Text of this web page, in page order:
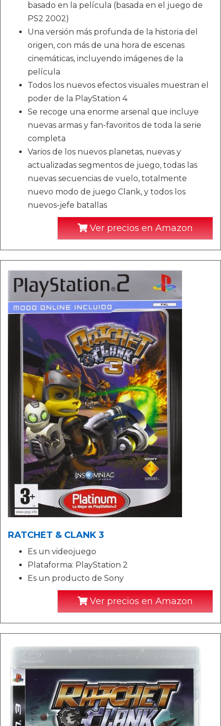
basado en la película (basada en el juego de
PS2 2002)
Una versión más profunda de la historia del
origen, con más de una hora de escenas
cinemáticas, incluyendo imágenes de la
película
Todos los nuevos efectos visuales muestran el
poder de la PlayStation 4
Se recoge una enorme arsenal que incluye
nuevas armas y fan-favoritos de toda la serie
completa
Varios de los nuevos planetas, nuevas y
actualizadas segmentos de juego, todas las
nuevas secuencias de vuelo, totalmente
nuevo modo de juego Clank, y todos los
nuevos-jefe batallas
Ver precios en Amazon
RATCHET & CLANK 3
Es un videojuego
Plataforma: PlayStation 2
Es un producto de Sony
Ver precios en Amazon